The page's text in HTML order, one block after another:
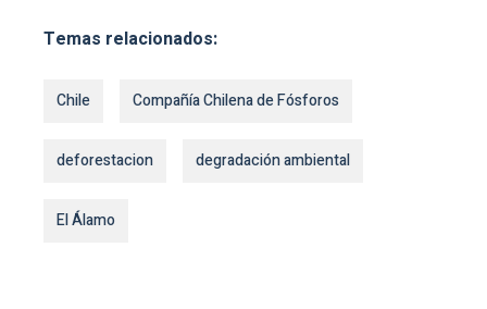
Temas relacionados:
Chile Compañía Chilena de Fósforos
deforestacion degradación ambiental
El Álamo